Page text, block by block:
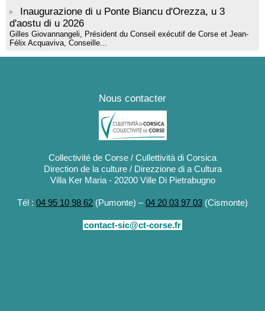
Inaugurazione di u Ponte Biancu d'Orezza, u 3
d'aostu di u 2026
Gilles Giovannangeli, Président du Conseil exécutif de Corse et Jean-
Félix Acquaviva, Conseille...
Nous contacter
Collectivité de Corse / Cullettività di Corsica
Direction de la culture / Direzzione di a Cultura
Villa Ker Maria - 20200 Ville Di Pietrabugno
Tél : 04 95 10 98 62 (Pumonte) –04 20 03 97 03 (Cismonte)
contact-sic@ct-corse.fr